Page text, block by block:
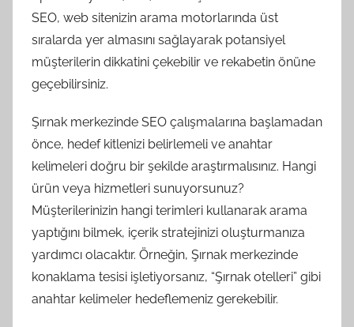
SEO, web sitenizin arama motorlarında üst
sıralarda yer almasını sağlayarak potansiyel
müşterilerin dikkatini çekebilir ve rekabetin önüne
geçebilirsiniz.
Şırnak merkezinde SEO çalışmalarına başlamadan
önce, hedef kitlenizi belirlemeli ve anahtar
kelimeleri doğru bir şekilde araştırmalısınız. Hangi
ürün veya hizmetleri sunuyorsunuz?
Müşterilerinizin hangi terimleri kullanarak arama
yaptığını bilmek, içerik stratejinizi oluşturmanıza
yardımcı olacaktır. Örneğin, Şırnak merkezinde
konaklama tesisi işletiyorsanız, “Şırnak otelleri” gibi
anahtar kelimeler hedeflemeniz gerekebilir.